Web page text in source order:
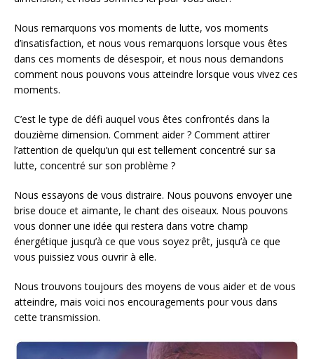
Nous remarquons vos moments de lutte, vos moments
d’insatisfaction, et nous vous remarquons lorsque vous êtes
dans ces moments de désespoir, et nous nous demandons
comment nous pouvons vous atteindre lorsque vous vivez ces
moments.
C’est le type de défi auquel vous êtes confrontés dans la
douzième dimension. Comment aider ? Comment attirer
l’attention de quelqu’un qui est tellement concentré sur sa
lutte, concentré sur son problème ?
Nous essayons de vous distraire. Nous pouvons envoyer une
brise douce et aimante, le chant des oiseaux. Nous pouvons
vous donner une idée qui restera dans votre champ
énergétique jusqu’à ce que vous soyez prêt, jusqu’à ce que
vous puissiez vous ouvrir à elle.
Nous trouvons toujours des moyens de vous aider et de vous
atteindre, mais voici nos encouragements pour vous dans
cette transmission.